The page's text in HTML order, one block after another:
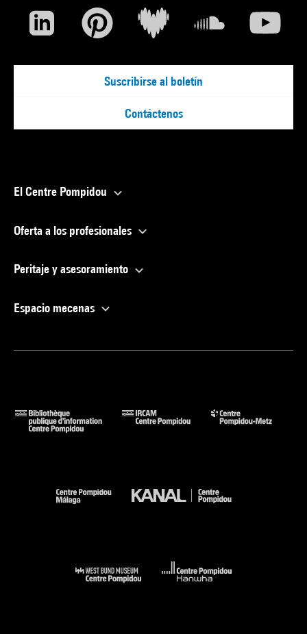
Suscribirse al boletín
Contáctenos
El Centre Pompidou
Oferta a los profesionales
Peritaje y asesoramiento
Espacio mecenas